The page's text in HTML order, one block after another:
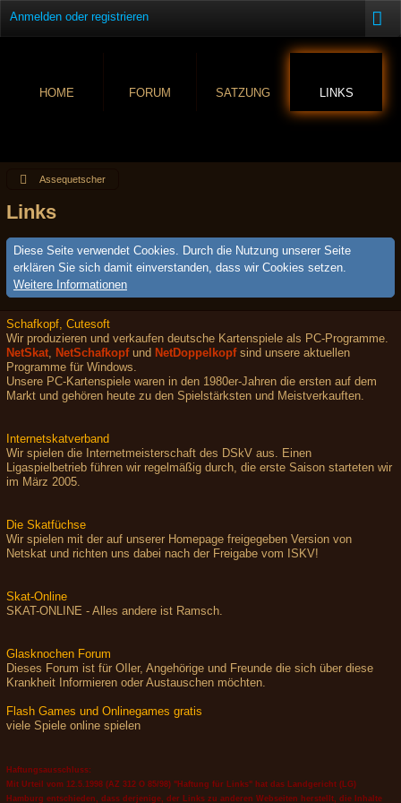
Anmelden oder registrieren
HOME FORUM SATZUNG LINKS
Assequetscher
Links
Diese Seite verwendet Cookies. Durch die Nutzung unserer Seite
erklären Sie sich damit einverstanden, dass wir Cookies setzen.
Weitere Informationen
Schafkopf, Cutesoft
Wir produzieren und verkaufen deutsche Kartenspiele als PC-Programme.
NetSkat, NetSchafkopfund NetDoppelkopf sind unsere aktuellen
Programme für Windows.
Unsere PC-Kartenspiele waren in den 1980er-Jahren die ersten auf dem
Markt und gehören heute zu den Spielstärksten und Meistverkauften.
Internetskatverband
Wir spielen die Internetmeisterschaft des DSkV aus. Einen
Ligaspielbetrieb führen wir regelmäßig durch, die erste Saison starteten wir
im März 2005.
Die Skatfüchse
Wir spielen mit der auf unserer Homepage freigegeben Version von
Netskat und richten uns dabei nach der Freigabe vom ISKV!
Skat-Online
SKAT-ONLINE - Alles andere ist Ramsch.
Glasknochen Forum
Dieses Forum ist für OIler, Angehörige und Freunde die sich über diese
Krankheit Informieren oder Austauschen möchten.
Flash Games und Onlinegames gratis
viele Spiele online spielen
Haftungsausschluss:
Mit Urteil vom 12.5.1998 (AZ 312 O 85/98) "Haftung für Links" hat das Landgericht (LG)
Hamburg entschieden, dass derjenige, der Links zu anderen Webseiten herstellt, die Inhalte